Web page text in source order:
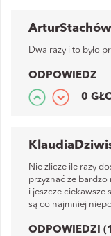
ArturStachów
Dwa razy i to było
ODPOWIEDZ
0
Nie zlicze ile razy
przyznać że bardzo
i jeszcze ciekawsze
są co najmniej
ODPOWIEDZI